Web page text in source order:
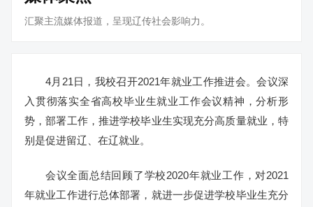
汇聚主流媒体报道，呈现辽传社会影响力。
4月21日，我校召开2021年就业工作推进会。会议深
入贯彻落实全省高校毕业生就业工作会议精神，分析形
势，部署工作，推进学校毕业生实现充分高质量就业，特
别是促进留辽、在辽就业。
会议全面总结回顾了学校2020年就业工作，对2021
年就业工作进行总体部署，就进一步促进学校毕业生充分